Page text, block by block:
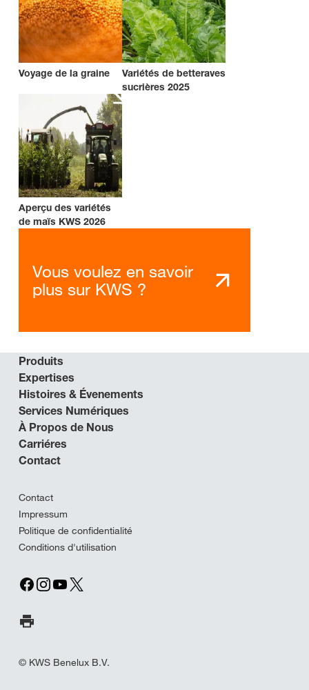
Voyage de la graine
Variétés de betteraves
sucrières 2025
Aperçu des variétés
de maïs KWS 2026
Vous voulez en savoir
plus sur KWS ?
Produits
Expertises
Histoires & Évenements
Services Numériques
À Propos de Nous
Carriéres
Contact
Contact
Impressum
Politique de confidentialité
Conditions d'utilisation
Imprimer la page
© KWS Benelux B.V.